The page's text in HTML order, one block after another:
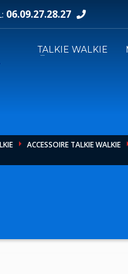
produits.
06.09.27.28.27
TALKIE WALKIE
ACCESSOIRE TALKIE WALKIE